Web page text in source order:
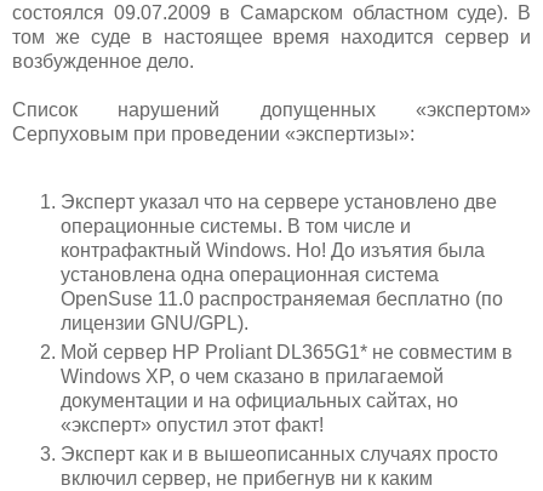
состоялся 09.07.2009 в Самарском областном суде). В
том же суде в настоящее время находится сервер и
возбужденное дело.
Список нарушений допущенных «экспертом»
Серпуховым при проведении «экспертизы»:
Эксперт указал что на сервере установлено две
операционные системы. В том числе и
контрафактный Windows. Но! До изъятия была
установлена одна операционная система
OpenSuse 11.0 распространяемая бесплатно (по
лицензии GNU/GPL).
Мой сервер HP Proliant DL365G1* не совместим в
Windows XP, о чем сказано в прилагаемой
документации и на официальных сайтах, но
«эксперт» опустил этот факт!
Эксперт как и в вышеописанных случаях просто
включил сервер, не прибегнув ни к каким